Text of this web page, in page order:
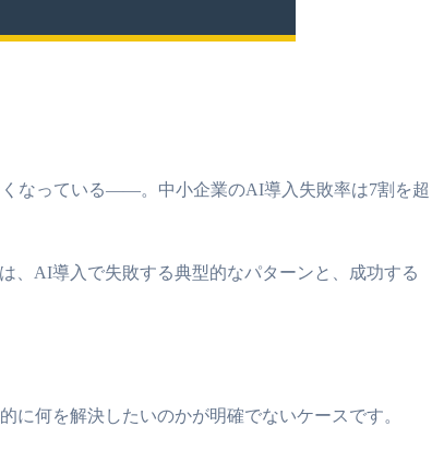
なっている――。中小企業のAI導入失敗率は7割を超
、AI導入で失敗する典型的なパターンと、成功する
何を解決したいのかが明確でないケースです。